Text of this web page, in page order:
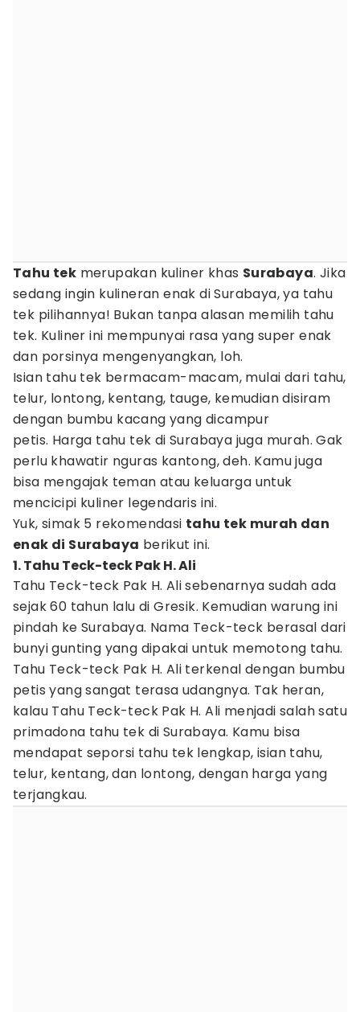
Tahu tek merupakan kuliner khas Surabaya. Jika
sedang ingin kulineran enak di Surabaya, ya tahu
tek pilihannya! Bukan tanpa alasan memilih tahu
tek. Kuliner ini mempunyai rasa yang super enak
dan porsinya mengenyangkan, loh.
Isian tahu tek bermacam-macam, mulai dari tahu,
telur, lontong, kentang, tauge, kemudian disiram
dengan bumbu kacang yang dicampur
petis. Harga tahu tek di Surabaya juga murah. Gak
perlu khawatir nguras kantong, deh. Kamu juga
bisa mengajak teman atau keluarga untuk
mencicipi kuliner legendaris ini.
Yuk, simak 5 rekomendasi tahu tek murah dan
enak di Surabaya berikut ini.
1. Tahu Teck-teck Pak H. Ali
Tahu Teck-teck Pak H. Ali sebenarnya sudah ada
sejak 60 tahun lalu di Gresik. Kemudian warung ini
pindah ke Surabaya. Nama Teck-teck berasal dari
bunyi gunting yang dipakai untuk memotong tahu.
Tahu Teck-teck Pak H. Ali terkenal dengan bumbu
petis yang sangat terasa udangnya. Tak heran,
kalau Tahu Teck-teck Pak H. Ali menjadi salah satu
primadona tahu tek di Surabaya. Kamu bisa
mendapat seporsi tahu tek lengkap, isian tahu,
telur, kentang, dan lontong, dengan harga yang
terjangkau.